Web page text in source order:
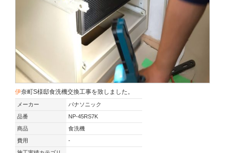
伊奈町S様邸食洗機交換工事を致しました。
メーカー
パナソニック
品番
NP-45RS7K
商品
食洗機
費用
-